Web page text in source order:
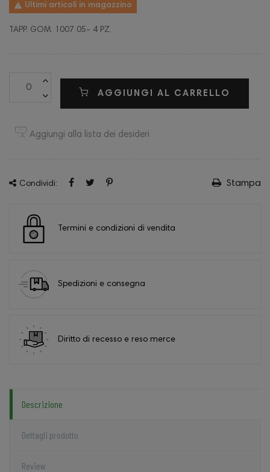
 Ultimi articoli in magazzino
TAPP. GOM. 1007 05- 4 PZ.
AGGIUNGI AL CARRELLO
Aggiungi alla lista dei desideri
Condividi: Stampa
Termini e condizioni di vendita
Spedizioni e consegna
Diritto di recesso e reso merce
Descrizione
Dettagli prodotto
Review